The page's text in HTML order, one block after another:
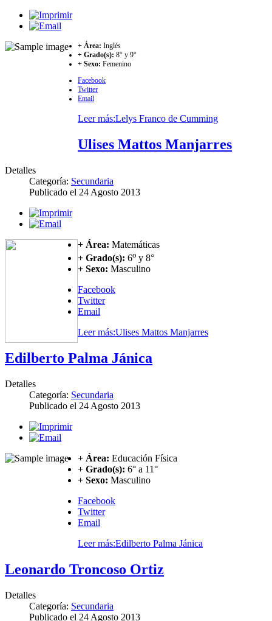
+ Área: Inglés
+ Grado(s): 8° y 9°
+ Sexo: Femenino
Facebook
Twitter
Email
Leer más:Lelys Franco de Cumming
Ulises Mattos Manjarres
Detalles
Categoría: Secundaria
Publicado el 24 Agosto 2013
+ Área: Matemáticas
+ Grado(s): 6o y 8°
+ Sexo: Masculino
Facebook
Twitter
Email
Leer más:Ulises Mattos Manjarres
Edilberto Palma Jánica
Detalles
Categoría: Secundaria
Publicado el 24 Agosto 2013
+ Área: Educación Física
+ Grado(s): 6° a 11°
+ Sexo: Masculino
Facebook
Twitter
Email
Leer más:Edilberto Palma Jánica
Leonardo Troncoso Ortiz
Detalles
Categoría: Secundaria
Publicado el 24 Agosto 2013